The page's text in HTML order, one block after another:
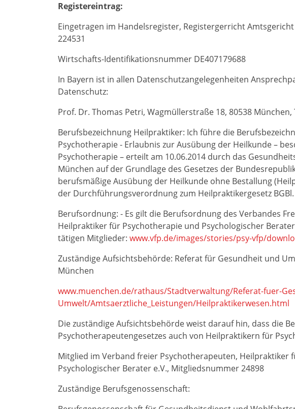
Registereintrag:
Eingetragen im Handelsregister, Registergerricht
224531
Wirtschafts-Identifikationsnummer DE407179688
In Bayern ist in allen Datenschutzangelegenheiten
Datenschutz:
Prof. Dr. Thomas Petri, Wagmüllerstraße 18, 80538 München,
Berufsbezeichnung Heilpraktiker: Ich führe die
Psychotherapie - Erlaubnis zur Ausübung der Heilkunde –
Psychotherapie – erteilt am 10.06.2014 durch das
München auf der Grundlage des Gesetzes der
berufsmäßige Ausübung der Heilkunde ohne Bestallung
der Durchführungsverordnung zum Heilpraktikergesetz BGBl.
Berufsordnung: - Es gilt die Berufsordnung des Verbandes
Heilpraktiker für Psychotherapie und Psychologischer
tätigen Mitglieder: www.vfp.de/images/stories/psy-vfp/
Zuständige Aufsichtsbehörde: Referat für Gesundheit und
München
www.muenchen.de/rathaus/Stadtverwaltung/Referat-fuer-
Umwelt/Amtsaerztliche_Leistungen/Heilpraktikerwesen.html
Die zuständige Aufsichtsbehörde weist darauf hin, dass die
Psychotherapeutengesetzes auch von Heilpraktikern für
Mitglied im Verband freier Psychotherapeuten, Heilpraktiker
Psychologischer Berater e.V., Mitgliedsnummer 24898
Zuständige Berufsgenossenschaft: